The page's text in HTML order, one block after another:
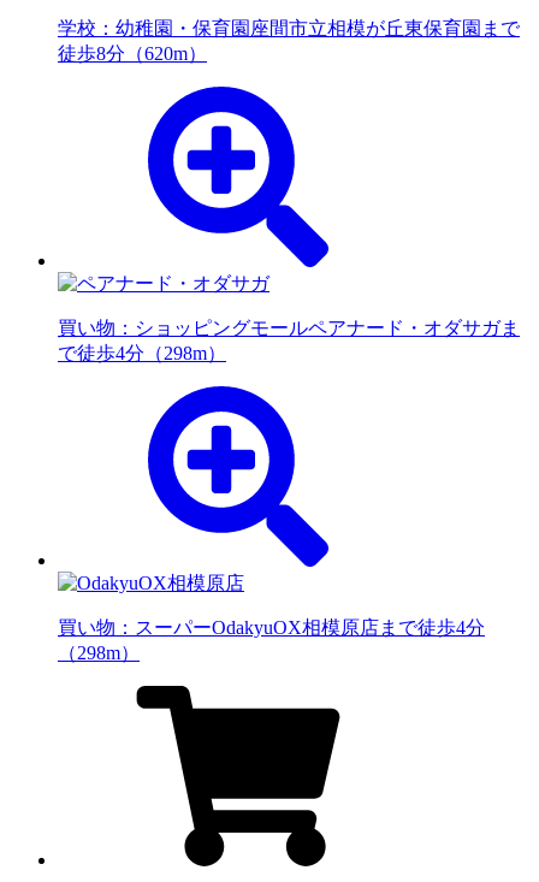
学校：幼稚園・保育園 座間市立相模が丘東保育園まで
徒歩8分（620m）
買い物：ショッピングモールペアナード・オダサガま
で徒歩4分（298m）
買い物：スーパーOdakyuOX相模原店まで徒歩4分
（298m）